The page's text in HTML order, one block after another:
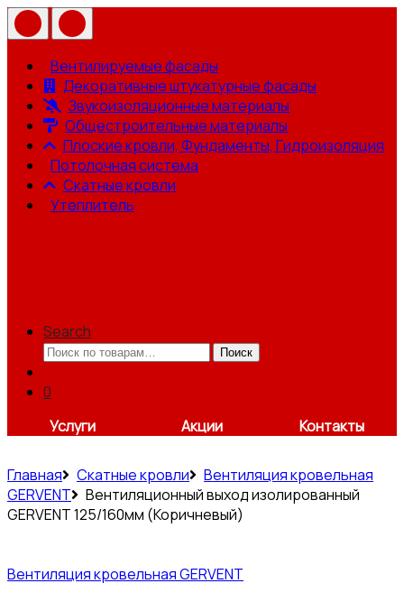
Вентилируемые фасады
Декоративные штукатурные фасады
Звукоизоляционные материалы
Общестроительные материалы
Плоские кровли, Фундаменты, Гидроизоляция
Потолочная система
Скатные кровли
Утеплитель
Search
Искать:
Поиск
0
Услуги
Акции Контакты
Главная Скатные кровли
Вентиляция кровельная
GERVENT
Вентиляционный выход изолированный
GERVENT 125/160мм (Коричневый)
Вентиляция кровельная GERVENT